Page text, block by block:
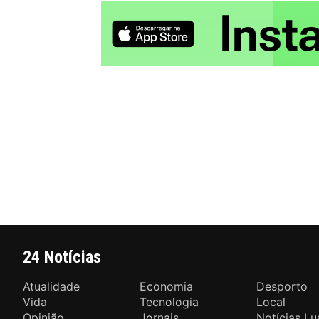
24 Notícias
Atualidade Economia
Desporto
Vida
Tecnologia
Local